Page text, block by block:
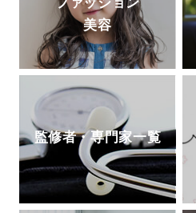
美容
監修者・専門家一覧